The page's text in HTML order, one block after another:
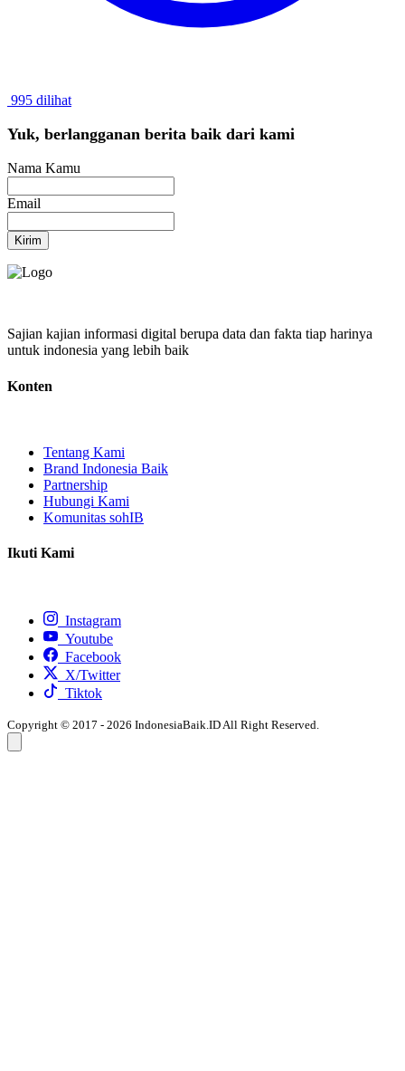
995 dilihat
Yuk, berlangganan berita baik dari kami
Nama Kamu
Email
Kirim
Sajian kajian informasi digital berupa data dan fakta tiap harinya
untuk indonesia yang lebih baik
Konten
Tentang Kami
Brand Indonesia Baik
Partnership
Hubungi Kami
Komunitas sohIB
Ikuti Kami
Instagram
Youtube
Facebook
X/Twitter
Tiktok
Copyright © 2017 - 2026 IndonesiaBaik.ID All Right Reserved.